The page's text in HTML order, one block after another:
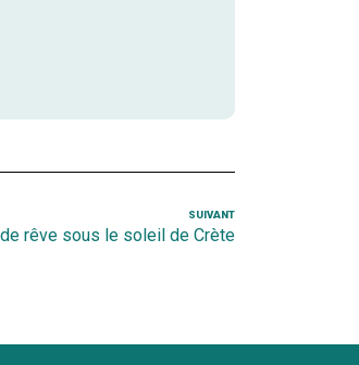
Article
SUIVANT
rêve sous le soleil de Crète